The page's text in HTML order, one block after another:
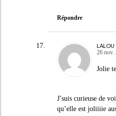
Répondre
LALOU
26 nov.
Jolie
J’suis curieuse de
qu’elle est joliiiie